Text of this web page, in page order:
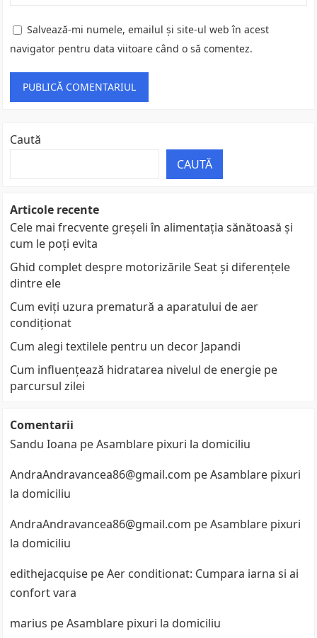
Salvează-mi numele, emailul și site-ul web în acest
navigator pentru data viitoare când o să comentez.
Caută
CAUTĂ
Articole recente
Cele mai frecvente greșeli în alimentația sănătoasă și
cum le poți evita
Ghid complet despre motorizările Seat și diferențele
dintre ele
Cum eviți uzura prematură a aparatului de aer
condiționat
Cum alegi textilele pentru un decor Japandi
Cum influențează hidratarea nivelul de energie pe
parcursul zilei
Comentarii
Sandu Ioana peAsamblare pixuri la domiciliu
AndraAndravancea86@gmail.com peAsamblare pixuri
la domiciliu
AndraAndravancea86@gmail.com peAsamblare pixuri
la domiciliu
edithejacquise peAer conditionat: Cumpara iarna si ai
confort vara
marius peAsamblare pixuri la domiciliu